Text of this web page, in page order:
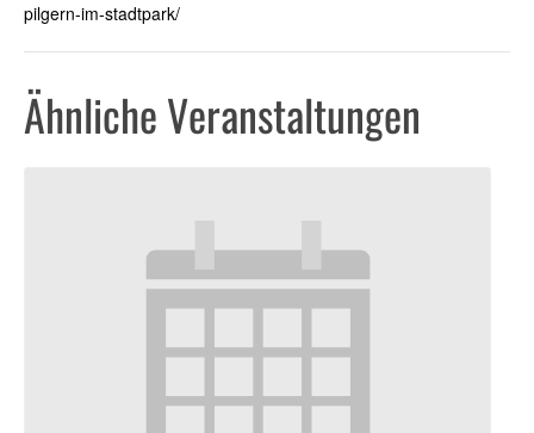
pilgern-im-stadtpark/
Ähnliche Veranstaltungen